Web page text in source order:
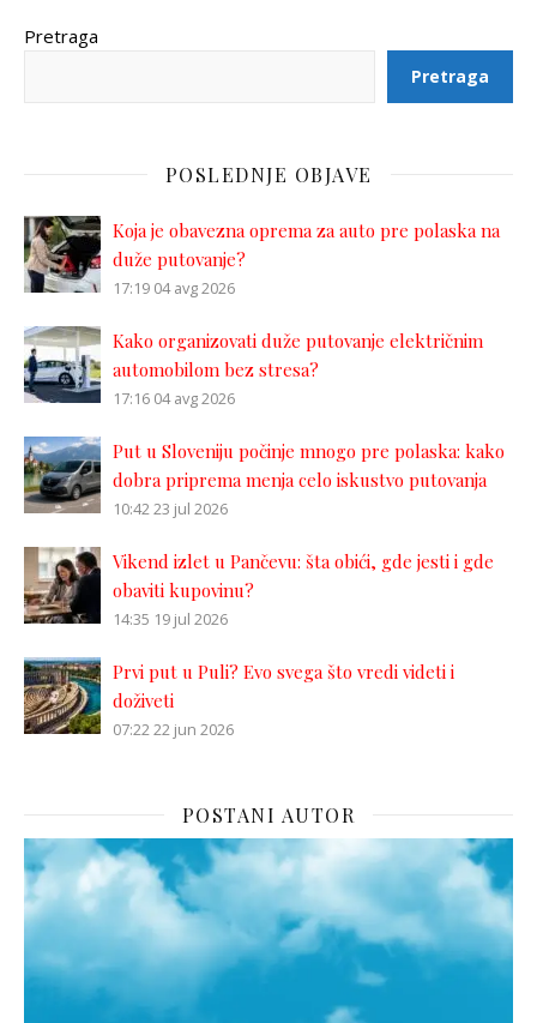
Pretraga
Pretraga
POSLEDNJE OBJAVE
Koja je obavezna oprema za auto pre polaska na
duže putovanje?
17:19 04 avg 2026
Kako organizovati duže putovanje električnim
automobilom bez stresa?
17:16 04 avg 2026
Put u Sloveniju počinje mnogo pre polaska: kako
dobra priprema menja celo iskustvo putovanja
10:4223 jul 2026
Vikend izlet u Pančevu: šta obići, gde jesti i gde
obaviti kupovinu?
14:35 19 jul 2026
Prvi put u Puli? Evo svega što vredi videti i
doživeti
07:2222 jun 2026
POSTANI AUTOR